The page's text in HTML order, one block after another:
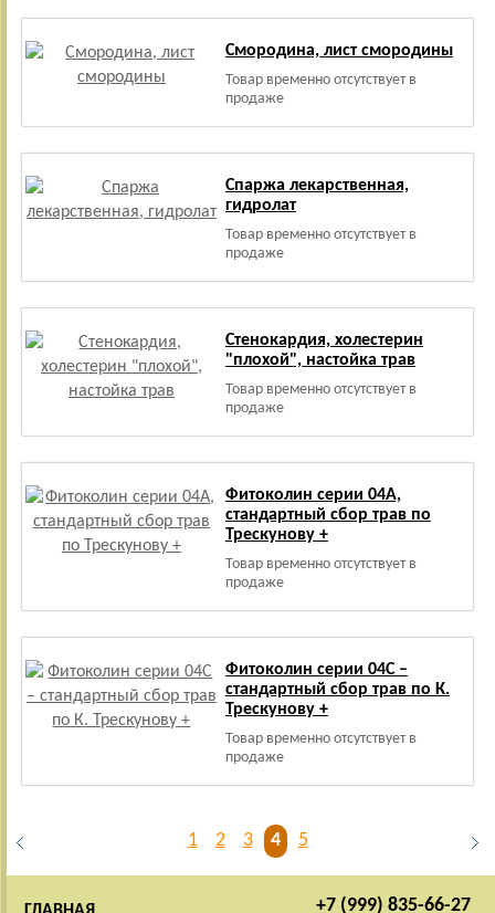
Смородина, лист смородины
Товар временно отсутствует в
продаже
Спаржа лекарственная,
гидролат
Товар временно отсутствует в
продаже
Стенокардия, холестерин
"плохой", настойка трав
Товар временно отсутствует в
продаже
Фитоколин серии 04А,
стандартный сбор трав по
Трескунову +
Товар временно отсутствует в
продаже
Фитоколин серии 04С –
стандартный сбор трав по К.
Трескунову +
Товар временно отсутствует в
продаже
1 2 3 4 5
+7 (999) 835-66-27